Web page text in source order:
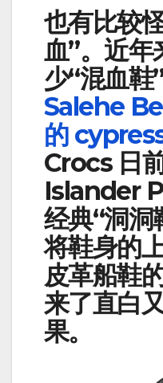
也有比较
血”。近年
少“混血鞋
Salehe
的
Crocs 日
Islander
经典“洞洞
将鞋身的
皮革船鞋
来了直白
果。